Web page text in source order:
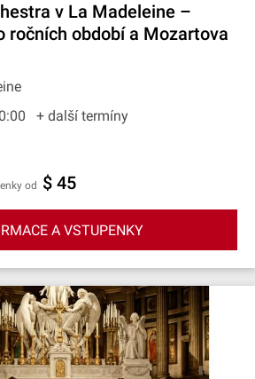
v La Madeleine –
ročních období a Mozartova
+ další termíny
od $ 45
A VSTUPENKY